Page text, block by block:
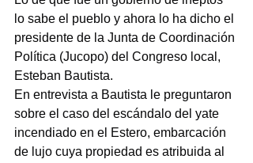
lo sabe el pueblo y ahora lo ha dicho el
presidente de la Junta de Coordinación
Política (Jucopo) del Congreso local,
Esteban Bautista.
En entrevista a Bautista le preguntaron
sobre el caso del escándalo del yate
incendiado en el Estero, embarcación
de lujo cuya propiedad es atribuida al